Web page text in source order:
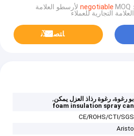
MOQ：6000PCS لأرسطو العلامة
ﺎﺘﺼﻟ ﺍﻶﻧ
بو رغوة، رغوة رذاذ العزل يمكن,
foam insulation spray can
CE/ROHS/CTI/SGS
Aristo